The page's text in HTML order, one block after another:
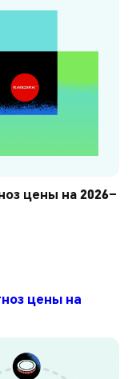
цены на 2026–
цены на